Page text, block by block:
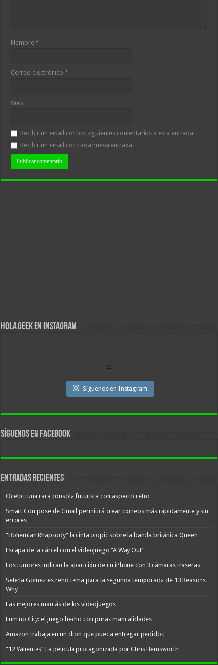
Nombre*
Correo electrónico*
Web
Recibir un email con los siguientes comentarios a esta entrada.
Recibir un email con cada nueva entrada.
Hola Geek en Instagram
Síguenos en Instagram
Síguenos en facebook
Entradas recientes
Ocelot: una rara consola futurista con aspecto retro
Smart Compose de Gmail permitirá crear correos más rápidamente y sin
errores
“Bohemian Rhapsody” la cinta biopic sobre la banda británica Queen
Escapa de la cárcel con el videojuego “A Way Out”
Los rumores indican la aparición de un iPhone con 3 cámaras traseras
Selena Gómez estrenó tema para la segunda temporada de 13 Reasons
Why
Las mejores mamás de los videojuegos
Lumino City: el juego hecho con puras manualidades
Amazon trabaja en un dron que pueda entregar pedidos
“12 Valientes” La película protagonizada por Chris Hemsworth